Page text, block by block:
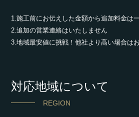
1.施工前にお伝えした金額から追加料金は
2.追加の営業連絡はいたしません
3.地域最安値に挑戦！他社より高い場合は
対応地域について
REGION